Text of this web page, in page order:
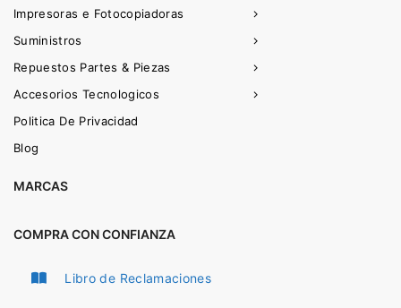
Impresoras e Fotocopiadoras
Suministros
Repuestos Partes & Piezas
Accesorios Tecnologicos
Politica De Privacidad
Blog
MARCAS
COMPRA CON CONFIANZA
Libro de Reclamaciones